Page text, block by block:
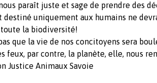
paraît juste et sage de prendre des
destiné uniquement aux humains ne
toute la biodiversité!
que la vie de nos concitoyens sera
feux, par contre, la planète, elle, nous
Justice Animaux Savoie